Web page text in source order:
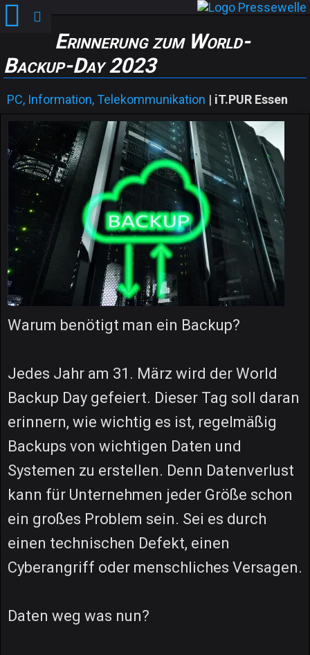
Erinnerung zum World-
Backup-Day 2023
PC, Information, Telekommunikation | iT.PUR Essen
Warum benötigt man ein Backup?
Jedes Jahr am 31. März wird der World
Backup Day gefeiert. Dieser Tag soll daran
erinnern, wie wichtig es ist, regelmäßig
Backups von wichtigen Daten und
Systemen zu erstellen. Denn Datenverlust
kann für Unternehmen jeder Größe schon
ein großes Problem sein. Sei es durch
einen technischen Defekt, einen
Cyberangriff oder menschliches Versagen.
Daten weg was nun?